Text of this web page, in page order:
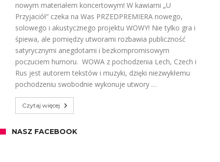
nowym materiałem koncertowym! W kawiarni „U
Przyjaciół” czeka na Was PRZEDPREMIERA nowego,
solowego i akustycznego projektu WOWY! Nie tylko gra i
śpiewa, ale pomiędzy utworami rozbawia publiczność
satyrycznymi anegdotami i bezkompromisowym
poczuciem humoru. WOWA z pochodzenia Lech, Czech i
Rus jest autorem tekstów i muzyki, dzięki niezwykłemu
pochodzeniu swobodnie wykonuje utwory …
Czytaj więcej
NASZ FACEBOOK